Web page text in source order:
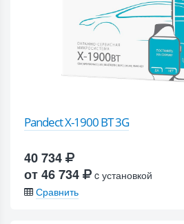
Pandect X-1900 BT 3G
40 734
от 46 734
c установкой
Сравнить